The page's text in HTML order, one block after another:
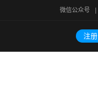
微信公众号
注册